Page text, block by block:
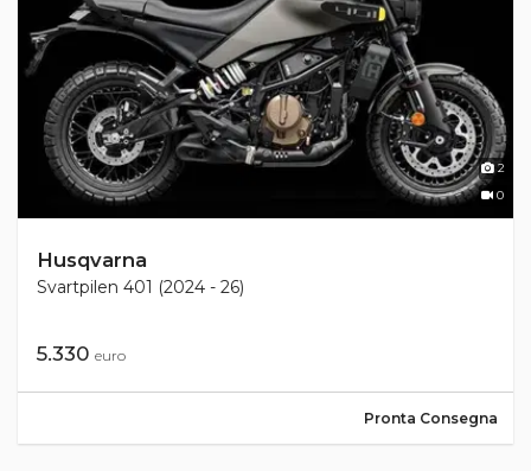
2
0
Husqvarna
Svartpilen 401 (2024 - 26)
5.330 euro
Pronta Consegna